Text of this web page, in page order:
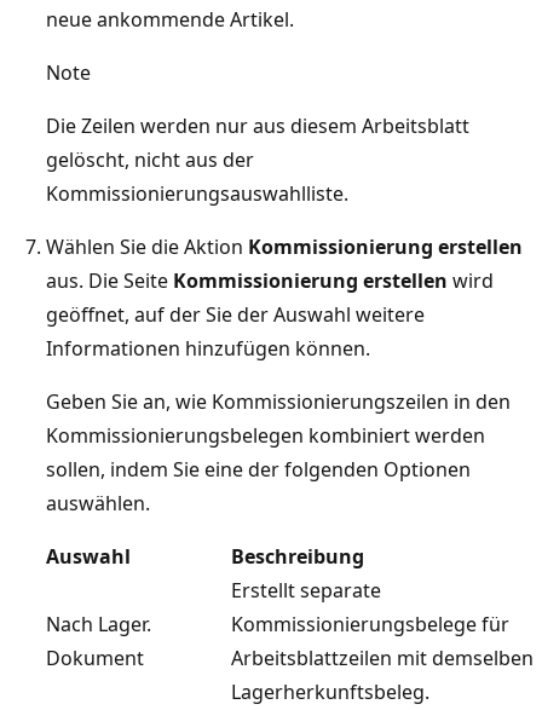
neue ankommende Artikel.
Note
Die Zeilen werden nur aus diesem Arbeitsblatt
gelöscht, nicht aus der
Kommissionierungsauswahlliste.
Wählen Sie die Aktion Kommissionierung erstellen
aus. Die Seite Kommissionierung erstellen wird
geöffnet, auf der Sie der Auswahl weitere
Informationen hinzufügen können.
Geben Sie an, wie Kommissionierungszeilen in den
Kommissionierungsbelegen kombiniert werden
sollen, indem Sie eine der folgenden Optionen
auswählen.
Auswahl
Beschreibung
Nach Lager.
Dokument
Erstellt separate
Kommissionierungsbelege für
Arbeitsblattzeilen mit demselben
Lagerherkunftsbeleg.